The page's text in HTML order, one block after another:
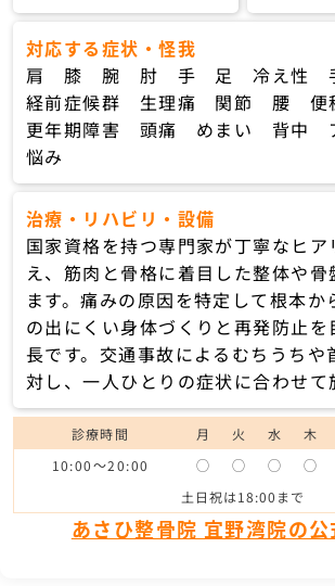
診療時間 月 火 水 木
10:00～20:00
◯ ◯ ◯ ◯
土日祝は18:00まで
治療・リハビリ・設備
国家資格を持つ専門家が丁寧なヒア
え、筋肉と骨格に着目した整体や骨
ます。痛みの原因を特定して根本か
の出にくい身体づくりと再発防止を
長です。交通事故によるむちうちや
対し、一人ひとりの症状に合わせて
対応する症状・怪我
肩 膝 腕 肘 手 足 冷え性
経前症候群 生理痛 関節 腰
更年期障害 頭痛 めまい 背中
悩み
あさひ整骨院 宜野湾院の公